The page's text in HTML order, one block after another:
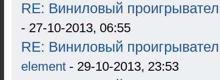
RE: Виниловый
- 27-10-2013, 06:55
RE: Виниловый
element - 29-10-2013, 23:53